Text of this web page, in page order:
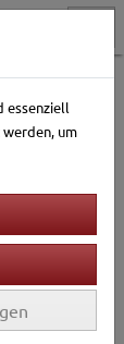
essenziell
um